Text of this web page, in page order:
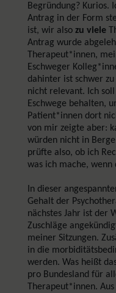
Begründung? Kurios.
Antrag in der Form
ist, wir also zu viele
Antrag wurde
Therapeut*innen,
Eschweger
dahinter ist schwer
nicht relevant. Ich
Eschwege behalten,
Patient*innen dort
von mir zeigte aber:
würden nicht in
prüfte also, ob ich
was ich mache, wenn
In dieser
Gehalt der
nächstes Jahr ist der
Zuschläge
meiner Sitzungen.
in die
werden. Was heißt
pro Bundesland für
Therapeut*innen.